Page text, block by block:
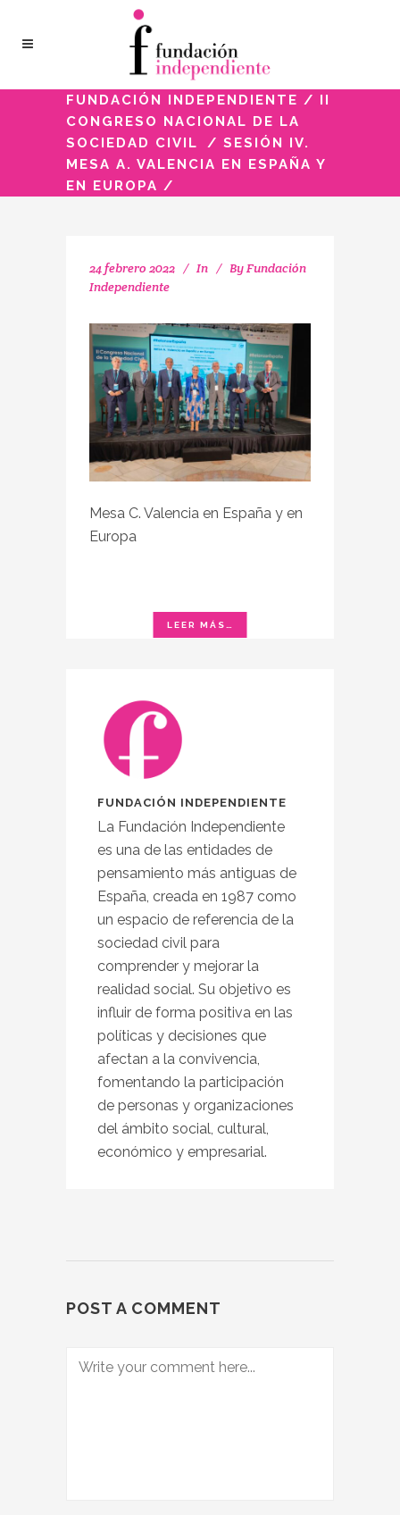
FUNDACIÓN INDEPENDIENTE / II
CONGRESO NACIONAL DE LA
SOCIEDAD CIVIL
/ SESIÓN IV.
MESA A. VALENCIA EN ESPAÑA Y
EN EUROPA /
24 febrero 2022 In ByFundación
Independiente
Mesa C. Valencia en España y en
Europa
FUNDACIÓN INDEPENDIENTE
La Fundación Independiente
es una de las entidades de
pensamiento más antiguas de
España, creada en 1987 como
un espacio de referencia de la
sociedad civil para
comprender y mejorar la
realidad social. Su objetivo es
influir de forma positiva en las
políticas y decisiones que
afectan a la convivencia,
fomentando la participación
de personas y organizaciones
del ámbito social, cultural,
económico y empresarial.
POST A COMMENT